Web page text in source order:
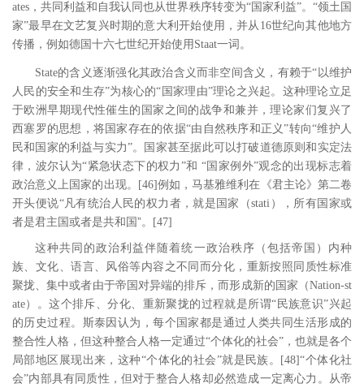
ates ，共同利益和自我认同也从世界秩序转变为“国家利益”。“领土国
家”最早在文艺复兴时期的意大利开始使用，并从 16世纪向其他地方
传播，例如德国十六七世纪开始使用 Staat一词。
State的含义逐渐强化其政治含义而非空间含义，有赖于“以维护
人民的安全和生存”为核心的“国家理由”理论之兴起。这种理论立足
于欧洲早期现代性催生的国家之间的战争和兼并，理论家们复兴了
西塞罗的思想，将国家存在的依据“由自然秩序和正义”转向“维护人
民和国家的利益与实力”。国家甚至据此可以打破道德原则和实定法
律，波尔认为“紧急状态下的权力”和 “国家例外”观念的出现标志着
政治意义上国家的出现。
[46]例如，马基雅维利在《君主论》第二卷
开头便说“凡有统治人民的权力者，就是国家（stati ），所有国家或
者是君主国或者是共和国 ”。 [47]
这种共同的政治利益伴随着统一政治秩序（包括帝国）内种
族、文化、语言、风俗等内容之不同而分化，重新按照同质性标准
聚拢、集中或者由于帝国对异端的排斥，而形成新的国家（Nation-st
ate）。这个排斥、分化、重新聚拢的过程就是所谓“民族意识”兴起
的历史过程。斯泰因认为，每个国家都是通过人类共同生活形成的
整合性人格，但这种整合人格一定通过“个体化的社会”，也就是各个
局部地区展现出来，这种“个体化的社会”就是民族。
[48]“个体化社
会”内部具有同质性，但对于整合人格却必然造成一定离心力。从帝